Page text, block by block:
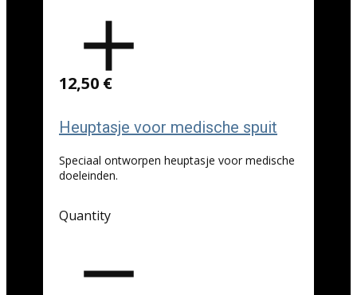
12,50 €
Heuptasje voor medische spuit
Speciaal ontworpen heuptasje voor medische
doeleinden.
Quantity